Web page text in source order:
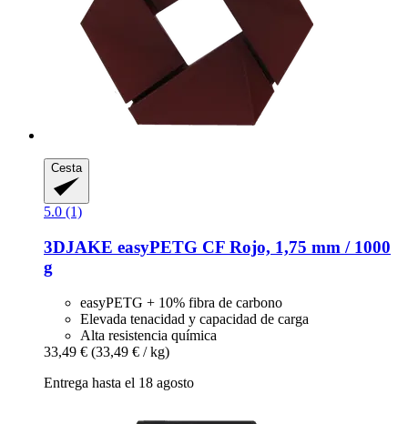
Cesta
5.0 (1)
3DJAKE easyPETG CF Rojo, 1,75 mm / 1000
g
easyPETG + 10% fibra de carbono
Elevada tenacidad y capacidad de carga
Alta resistencia química
33,49 € (33,49 € / kg)
Entrega hasta el 18 agosto